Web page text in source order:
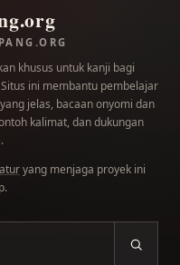
khusus untuk kanji bagi
ini membantu pembelajar
jelas, bacaan onyomi dan
kalimat, dan dukungan
yang menjaga proyek ini